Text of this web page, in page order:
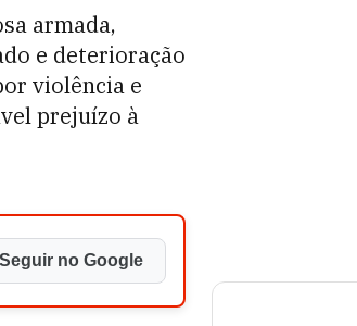
armada,
e deterioração
violência e
prejuízo à
Seguir no Google